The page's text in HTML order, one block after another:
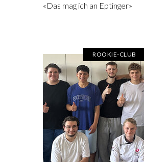
«Das mag ich an Eptinger»
ROOKIE-CLUB